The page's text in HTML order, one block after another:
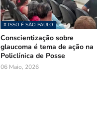
# ISSO É SÃO PAULO
Conscientização sobre
glaucoma é tema de ação na
Policlínica de Posse
06 Maio, 2026